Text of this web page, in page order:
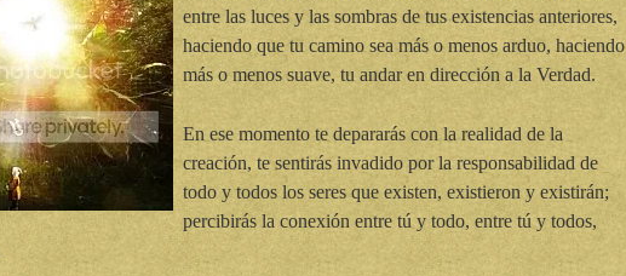
entre las luces y las sombras de tus existencias anteriores,
haciendo que tu camino sea más o menos arduo, haciendo
más o menos suave, tu andar en dirección a la Verdad.
En ese momento te depararás con la realidad de la
creación, te sentirás invadido por la responsabilidad de
todo y todos los seres que existen, existieron y existirán;
percibirás la conexión entre tú y todo, entre tú y todos,